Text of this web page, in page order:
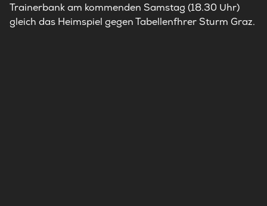
Trainerbank am kommenden Samstag (18.30 Uhr)
gleich das Heimspiel gegen Tabellenfhrer Sturm Graz.